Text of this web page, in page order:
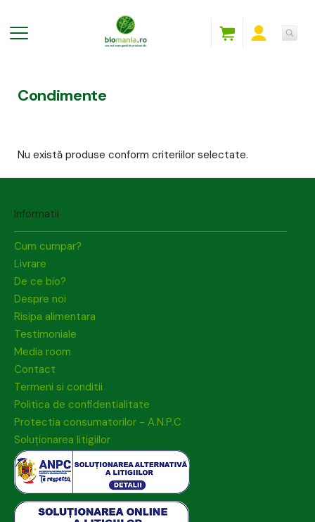
Condimente
Nu există produse conform criteriilor selectate.
Informatii
Cum cumpar?
Livrare
De ce bio?
Despre noi
Risipa alimentara
Testimoniale
Media room
Contact
Termeni si conditii
Politica de confidentialitate
Protectia consumatorilor - A.N.P.C
Soluționarea litigiilor